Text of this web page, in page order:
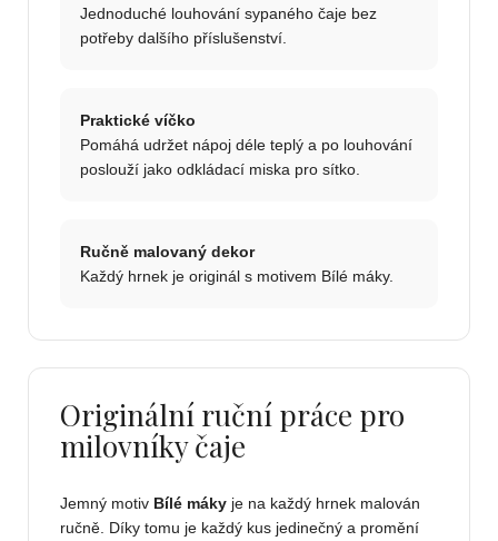
Jednoduché louhování sypaného čaje bez
potřeby dalšího příslušenství.
Praktické víčko
Pomáhá udržet nápoj déle teplý a po louhování
poslouží jako odkládací miska pro sítko.
Ručně malovaný dekor
Každý hrnek je originál s motivem Bílé máky.
Originální ruční práce pro
milovníky čaje
Jemný motiv Bílé máky je na každý hrnek malován
ručně. Díky tomu je každý kus jedinečný a promění